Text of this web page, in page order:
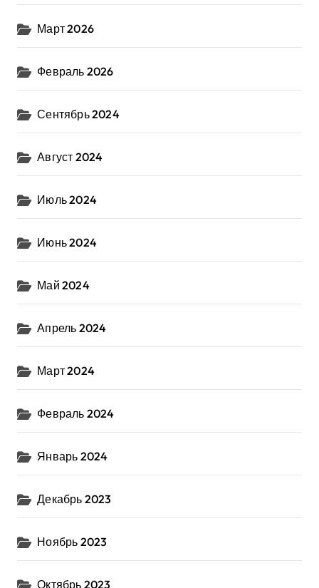
Март 2026
Февраль 2026
Сентябрь 2024
Август 2024
Июль 2024
Июнь 2024
Май 2024
Апрель 2024
Март 2024
Февраль 2024
Январь 2024
Декабрь 2023
Ноябрь 2023
Октябрь 2023